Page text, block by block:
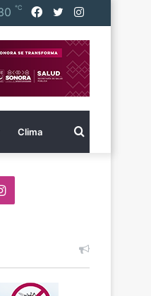
Instagram
Twitter
Facebook
℃
Clima Buscar
Instagram